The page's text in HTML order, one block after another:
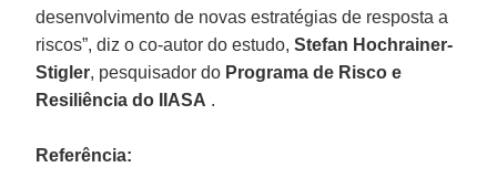
desenvolvimento de novas estratégias de resposta a
riscos”, diz o co-autor do estudo,Stefan Hochrainer-
Stigler, pesquisador do Programa de Risco e
Resiliência do
IIASA .
Referência: